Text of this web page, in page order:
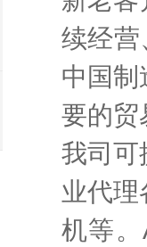
续经
中国制
要的贸
我司可
业代理
机等。